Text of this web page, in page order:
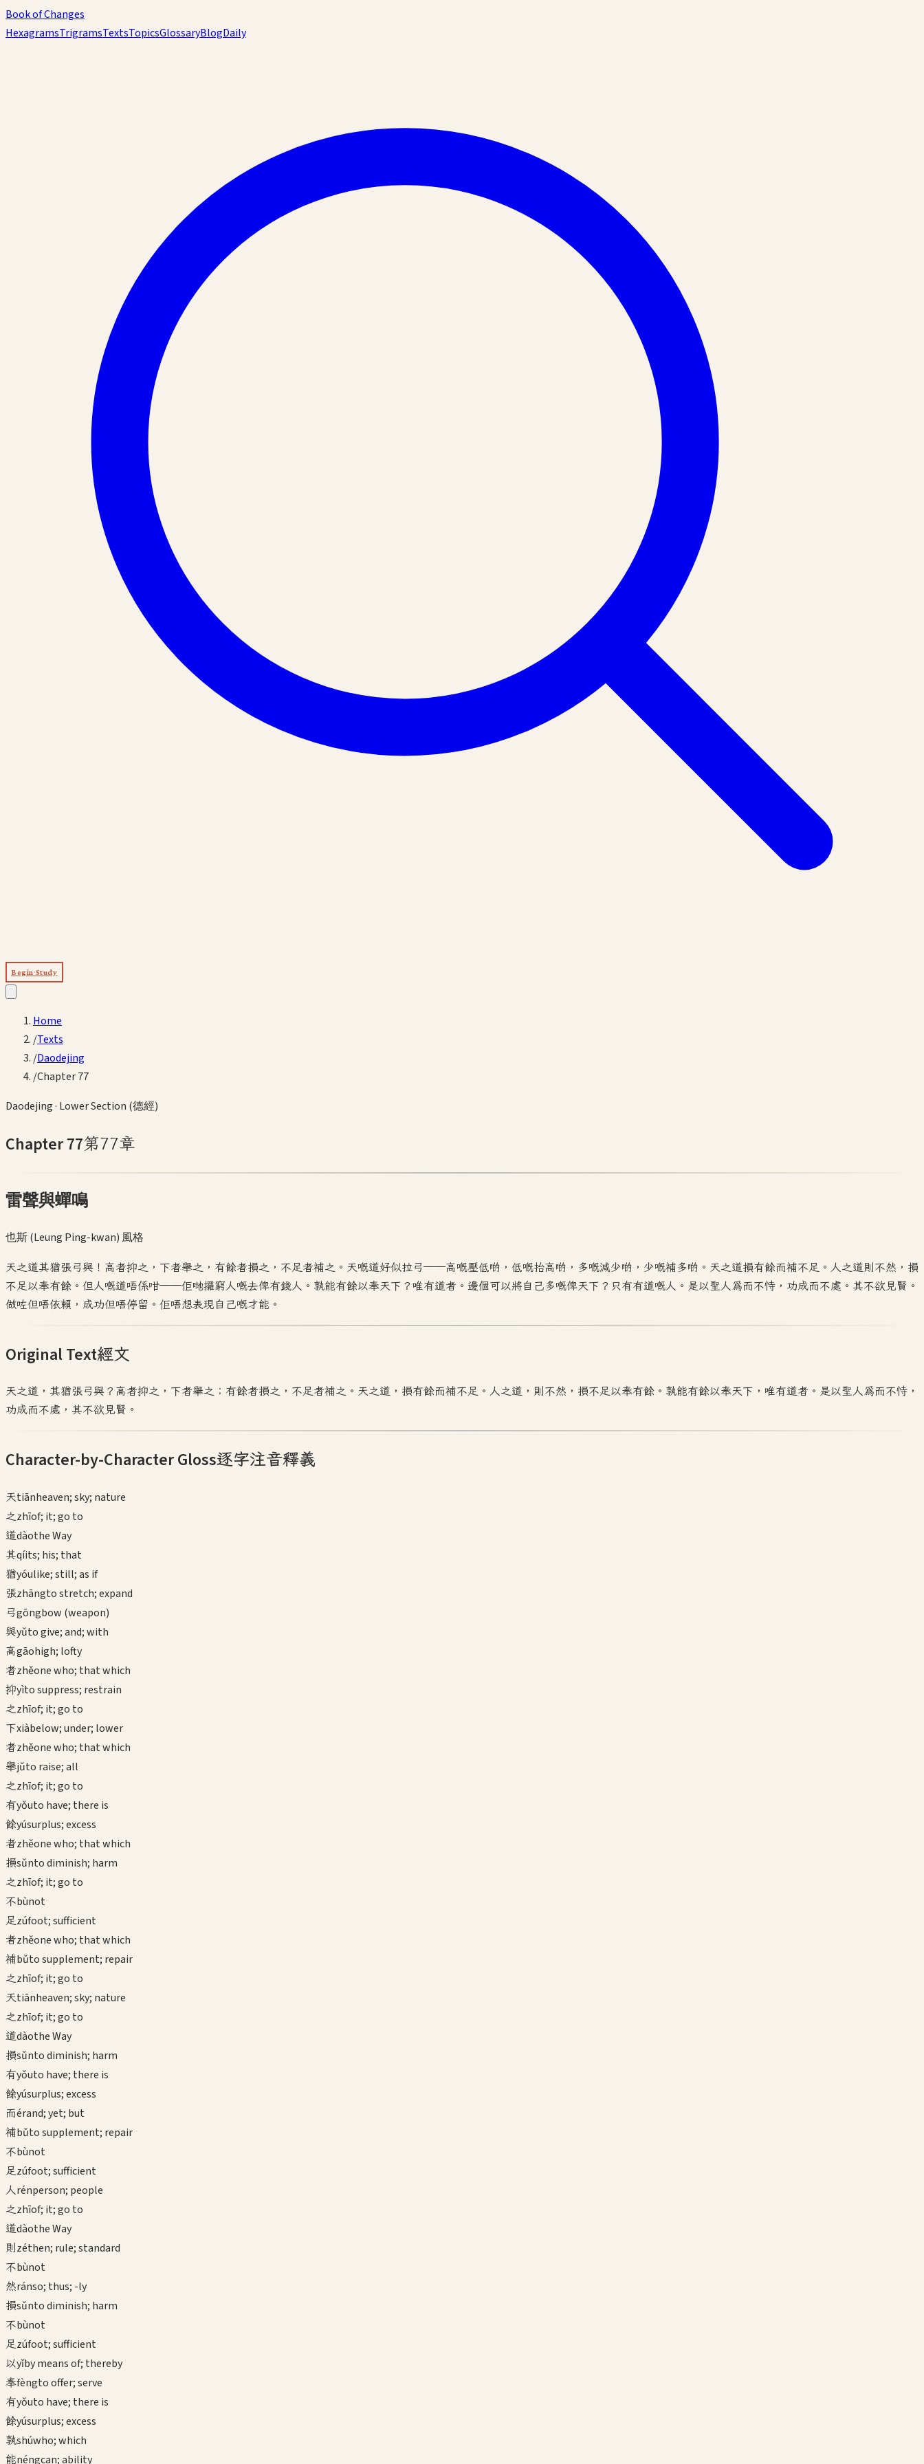
Book of Changes
HexagramsTrigramsTextsTopicsGlossaryBlogDaily
Begin Study
Home
/Texts
/Daodejing
/Chapter 77
Daodejing· Lower Section (德經)
Chapter77第77章
雷聲與蟬鳴
也斯 (Leung Ping-kwan)風格
天之道其猶張弓與！高者抑之，下者舉之，有餘者損之，不足者補之。天嘅道好似拉弓——高嘅壓低啲，低嘅抬高啲，多嘅減少啲，少嘅補多啲。天之道損有餘而補不足。人之道則不然，損
不足以奉有餘。但人嘅道唔係咁——佢哋攞窮人嘅去俾有錢人。孰能有餘以奉天下？唯有道者。邊個可以將自己多嘅俾天下？只有有道嘅人。是以聖人為而不恃，功成而不處。其不欲見賢。
做咗但唔依賴，成功但唔停留。佢唔想表現自己嘅才能。
Original Text經文
天之道，其猶張弓與？高者抑之，下者舉之；有餘者損之，不足者補之。天之道，損有餘而補不足。人之道，則不然，損不足以奉有餘。孰能有餘以奉天下，唯有道者。是以聖人為而不恃，
功成而不處，其不欲見賢。
Character-by-Character Gloss逐字注音釋義
天tiānheaven; sky; nature
之zhīof; it; go to
道dàothe Way
其qíits; his; that
猶yóulike; still; as if
張zhāngto stretch; expand
弓gōngbow (weapon)
與yǔto give; and; with
高gāohigh; lofty
者zhěone who; that which
抑yìto suppress; restrain
之zhīof; it; go to
下xiàbelow; under; lower
者zhěone who; that which
舉jǔto raise; all
之zhīof; it; go to
有yǒuto have; there is
餘yúsurplus; excess
者zhěone who; that which
損sǔnto diminish; harm
之zhīof; it; go to
不bùnot
足zúfoot; sufficient
者zhěone who; that which
補bǔto supplement; repair
之zhīof; it; go to
天tiānheaven; sky; nature
之zhīof; it; go to
道dàothe Way
損sǔnto diminish; harm
有yǒuto have; there is
餘yúsurplus; excess
而érand; yet; but
補bǔto supplement; repair
不bùnot
足zúfoot; sufficient
人rénperson; people
之zhīof; it; go to
道dàothe Way
則zéthen; rule; standard
不bùnot
然ránso; thus; -ly
損sǔnto diminish; harm
不bùnot
足zúfoot; sufficient
以yǐby means of; thereby
奉fèngto offer; serve
有yǒuto have; there is
餘yúsurplus; excess
孰shúwho; which
能néngcan; ability